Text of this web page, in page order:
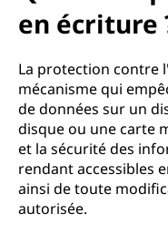
en écriture
La protection contre
mécanisme qui
de données sur un
disque ou une carte
et la sécurité des
rendant accessibles
ainsi de toute
autorisée.